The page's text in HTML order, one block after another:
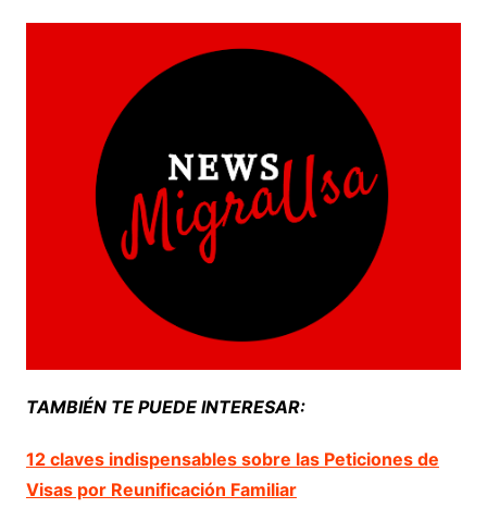
TAMBIÉN TE PUEDE INTERESAR:
12 claves indispensables sobre las Peticiones de
Visas por Reunificación Familiar